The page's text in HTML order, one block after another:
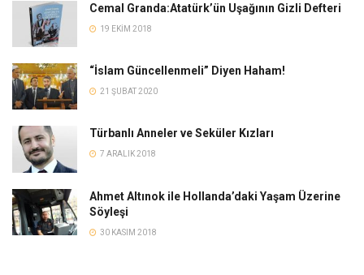
Cemal Granda:Atatürk’ün Uşağının Gizli Defteri
19 EKIM 2018
“İslam Güncellenmeli” Diyen Haham!
21 ŞUBAT 2020
Türbanlı Anneler ve Seküler Kızları
7 ARALIK 2018
Ahmet Altınok ile Hollanda’daki Yaşam Üzerine
Söyleşi
30 KASIM 2018